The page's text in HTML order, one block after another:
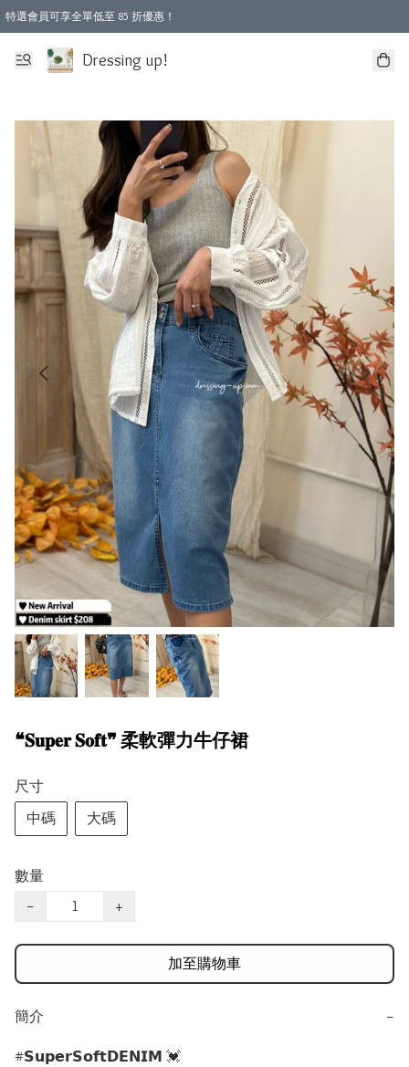
特選會員可享全單低至 85 折優惠！
Dressing up!
❝𝐒𝐮𝐩𝐞𝐫 𝐒𝐨𝐟𝐭❞ 柔軟彈力牛仔裙
尺寸
中碼
大碼
數量
−
+
加至購物車
簡介 −
#𝗦𝘂𝗽𝗲𝗿𝗦𝗼𝗳𝘁𝗗𝗘𝗡𝗜𝗠 💓